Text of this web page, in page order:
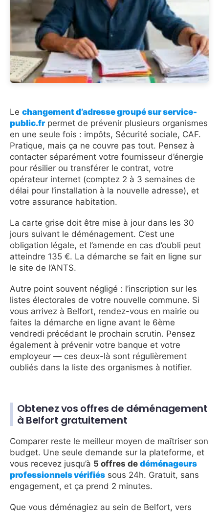
Le changement d’adresse groupé sur service-
public.frpermet de prévenir plusieurs organismes
en une seule fois : impôts, Sécurité sociale, CAF.
Pratique, mais ça ne couvre pas tout. Pensez à
contacter séparément votre fournisseur d’énergie
pour résilier ou transférer le contrat, votre
opérateur internet (comptez 2 à 3 semaines de
délai pour l’installation à la nouvelle adresse), et
votre assurance habitation.
La carte grise doit être mise à jour dans les 30
jours suivant le déménagement. C’est une
obligation légale, et l’amende en cas d’oubli peut
atteindre 135 €. La démarche se fait en ligne sur
le site de l’ANTS.
Autre point souvent négligé : l’inscription sur les
listes électorales de votre nouvelle commune. Si
vous arrivez à Belfort, rendez-vous en mairie ou
faites la démarche en ligne avant le 6ème
vendredi précédant le prochain scrutin. Pensez
également à prévenir votre banque et votre
employeur — ces deux-là sont régulièrement
oubliés dans la liste des organismes à notifier.
Obtenez vos offres de déménagement
à Belfort gratuitement
Comparer reste le meilleur moyen de maîtriser son
budget. Une seule demande sur la plateforme, et
vous recevez jusqu’à 5 offres de déménageurs
professionnels vérifiés sous 24h. Gratuit, sans
engagement, et ça prend 2 minutes.
Que vous déménagiez au sein de Belfort, vers